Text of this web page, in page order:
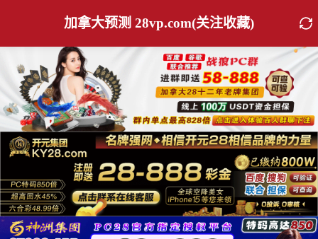
加拿大预测 28vp.com(关注收藏)